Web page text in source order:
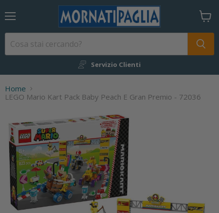
Servizio Clienti
il
Home
LEGO Mario Kart Pack Baby Peach E Gran Premio - 72036